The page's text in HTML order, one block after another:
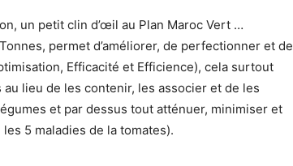
un petit clin d’œil au Plan Maroc Vert …
permet d’améliorer, de perfectionner et de
Efficacité et Efficience), cela surtout
lieu de les contenir, les associer et de les
et par dessus tout atténuer, minimiser et
5 maladies de la tomates).